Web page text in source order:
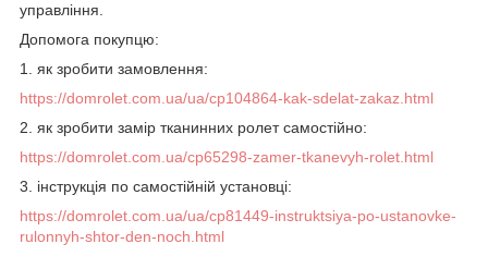
управління.
Допомога покупцю:
1. як зробити замовлення:
https://domrolet.com.ua/ua/cp104864-kak-sdelat-zakaz.html
2. як зробити замір тканинних ролет самостійно:
https://domrolet.com.ua/cp65298-zamer-tkanevyh-rolet.html
3. інструкція по самостійній установці:
https://domrolet.com.ua/ua/cp81449-instruktsiya-po-ustanovke-
rulonnyh-shtor-den-noch.html